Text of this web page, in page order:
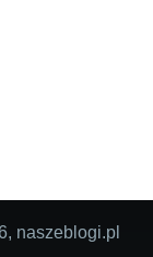
naszeblogi.pl